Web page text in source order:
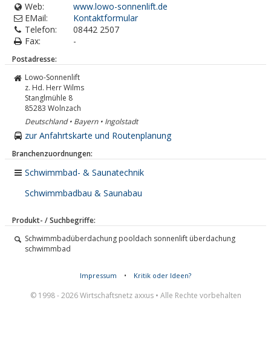
Web:
www.lowo-sonnenlift.de
EMail:
Kontaktformular
Telefon:
08442 2507
Fax:
-
Postadresse:
Lowo-Sonnenlift
z. Hd. Herr Wilms
Stanglmühle 8
85283 Wolnzach
Deutschland • Bayern • Ingolstadt
zur Anfahrtskarte und Routenplanung
Branchenzuordnungen:
Schwimmbad- & Saunatechnik
Schwimmbadbau & Saunabau
Produkt- / Suchbegriffe:
Schwimmbadüberdachung pooldach sonnenlift überdachung
schwimmbad
Impressum • Kritik oder Ideen?
© 1998 - 2026 Wirtschaftsnetz axxus • Alle Rechte vorbehalten